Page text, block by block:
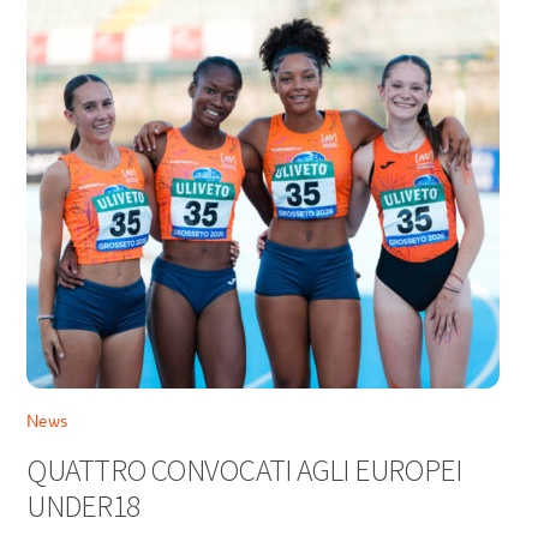
News
QUATTRO CONVOCATI AGLI EUROPEI
UNDER18